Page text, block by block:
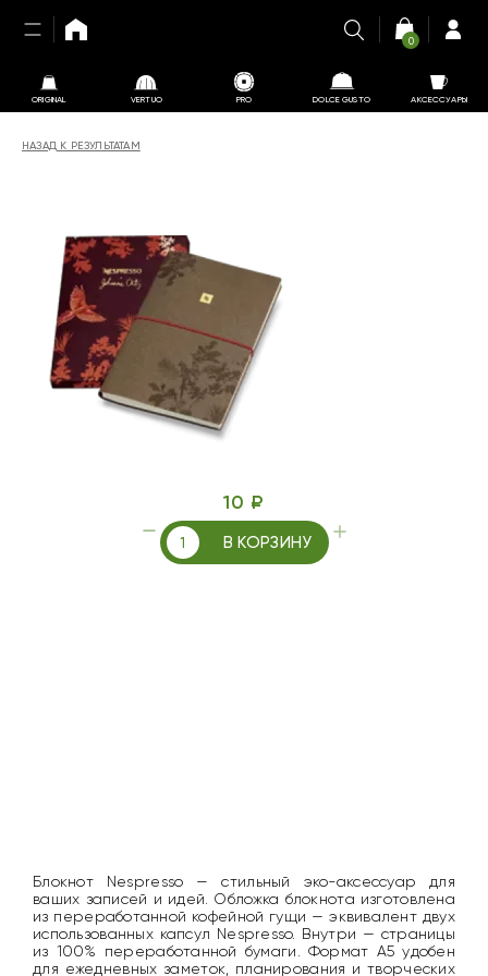
ORIGINAL VERTUO PRO DOLCE GUSTO АКСЕССУАРЫ
0
НАЗАД К РЕЗУЛЬТАТАМ
10 ₽
В КОРЗИНУ
Блокнот Nespresso — стильный эко-аксессуар для
ваших записей и идей. Обложка блокнота изготовлена
из переработанной кофейной гущи — эквивалент двух
использованных капсул Nespresso. Внутри — страницы
из 100% переработанной бумаги. Формат A5 удобен
для ежедневных заметок, планирования и творческих